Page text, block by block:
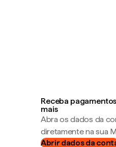
Receba
mais
Abra os dados da
diretamente na sua
Abrir dados da